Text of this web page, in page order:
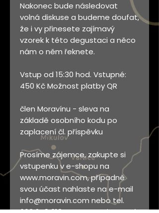
Nakonec bude následovat
volná diskuse a budeme doufat,
že i vy přinesete zajímavý
vzorek k této degustaci a něco
nám o něm řeknete.
Vstup od 15:30 hod. Vstupné:
450 Kč Možnost platby QR
člen Moravínu - sleva na
základě osobního kodu po
zaplacení čl. příspěvku
Prosíme zájemce, zakupte si
vstupenku v e-shopu na
www.moravin.com, případně
svou účast nahlaste na e-mail
info@moravin.com nebo tel.